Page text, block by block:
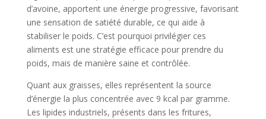
d’avoine, apportent une énergie progressive, favorisant
une sensation de satiété durable, ce qui aide à
stabiliser le poids. C’est pourquoi privilégier ces
aliments est une stratégie efficace pour prendre du
poids, mais de manière saine et contrôlée.
Quant aux graisses, elles représentent la source
d’énergie la plus concentrée avec 9 kcal par gramme.
Les lipides industriels, présents dans les fritures,